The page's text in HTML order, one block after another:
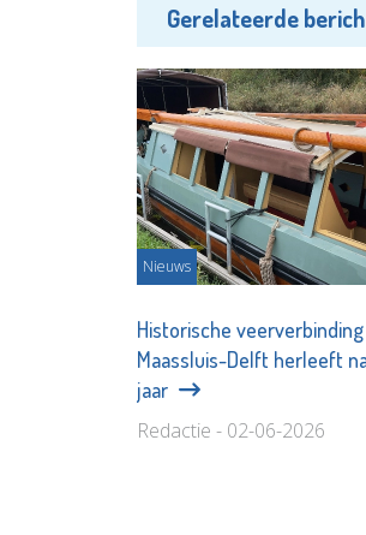
Gerelateerde
Nieuws
Historische veerverbinding
Maassluis-Delft herleeft
jaar
Redactie - 02-06-2026